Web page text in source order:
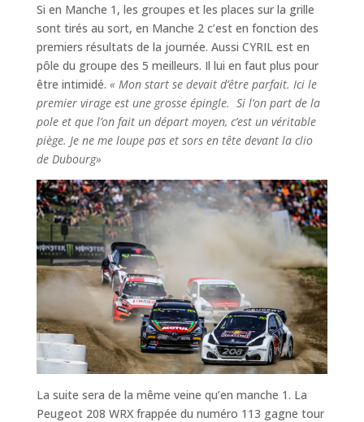
Si en Manche 1, les groupes et les places sur la grille
sont tirés au sort, en Manche 2 c’est en fonction des
premiers résultats de la journée. Aussi CYRIL est en
pôle du groupe des 5 meilleurs. Il lui en faut plus pour
être intimidé. « Mon start se devait d’être parfait. Ici le
premier virage est une grosse épingle. Si l’on part de la
pole et que l’on fait un départ moyen, c’est un véritable
piège. Je ne me loupe pas et sors en tête devant la clio
de Dubourg»
La suite sera de la même veine qu’en manche 1. La
Peugeot 208 WRX frappée du numéro 113 gagne tour